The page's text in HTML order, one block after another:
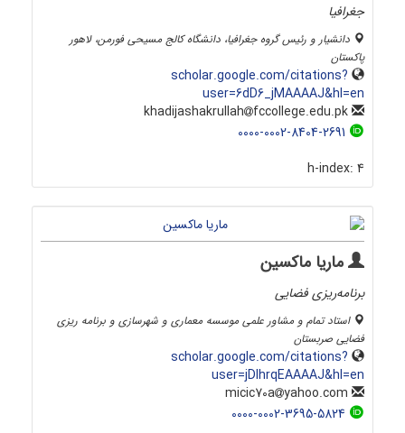
جغرافیا
دانشیار و رئیس گروه جغرافیا، دانشگاه کالج مسیحی فورمن، لاهور
پاکستان
scholar.google.com/citations?
user=6dD6_jMAAAAJ&hl=en
fccollege.edu.pk
0000-0002-8404-2691
h-index: 4
ماریا ماکسین
برنامه‌ریزی فضایی
استاد تمام و مشاور علمی موسسه معماری و شهرسازی و برنامه ریزی
فضایی صربستان
scholar.google.com/citations?
user=jDlhrqEAAAAJ&hl=en
yahoo.com
0000-0002-3695-5824